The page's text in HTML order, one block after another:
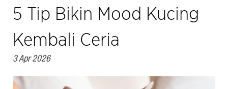
5 Tip Bikin Mood Kucing
Kembali Ceria
3 Apr 2026